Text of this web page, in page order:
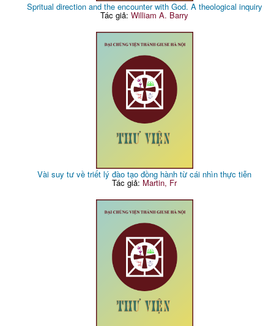
Spritual direction and the encounter with God. A theological inquiry
Tác giả:William A. Barry
Vài suy tư về triết lý đào tạo đồng hành từ cái nhìn thực tiễn
Tác giả: Martin, Fr